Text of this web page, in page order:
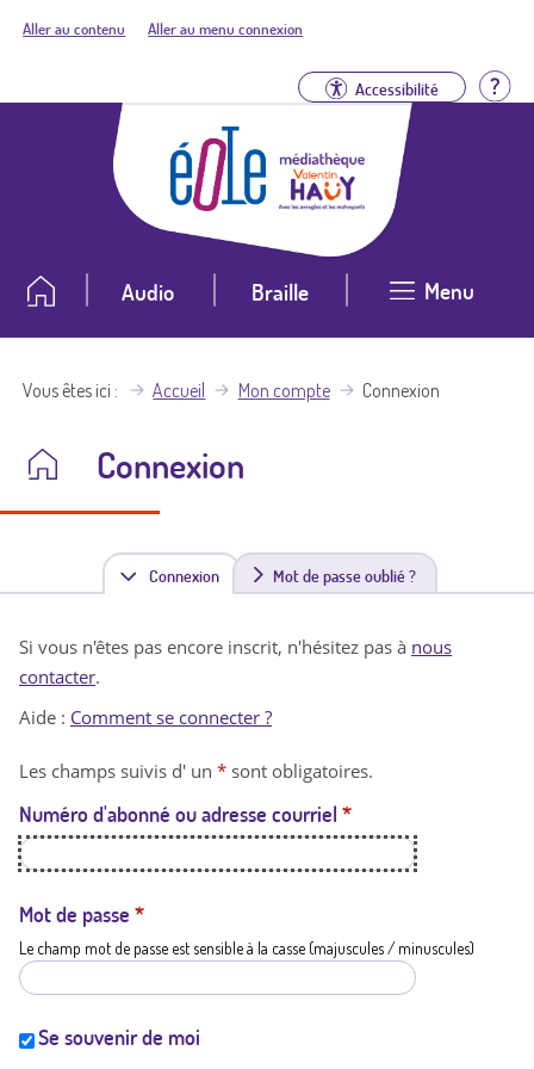
Aller au contenu Aller au menu connexion
Accessibilité
Audio Braille Menu
Vous êtes ici Accueil Mon compte Connexion
Connexion
Connexion(
n
t
a
t
i
Mot de passe oublié ?
Si vous n'êtes pas encore inscrit, n'hésitez pas à nous
contacter.
Aide : Comment se connecter ?
Les champs suivis d' un * sont obligatoires.
Numéro d'abonné ou adresse courriel *
Mot de passe *
Le champ mot de passe est sensible à la casse (majuscules / minuscules)
Se souvenir de moi